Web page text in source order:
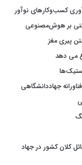
کسب‌وکارهای نوآور
بر هوش‌مصنوعی
پیری مغز
می دهد
جهاددانشگاهی
کلان کشور در جهاد